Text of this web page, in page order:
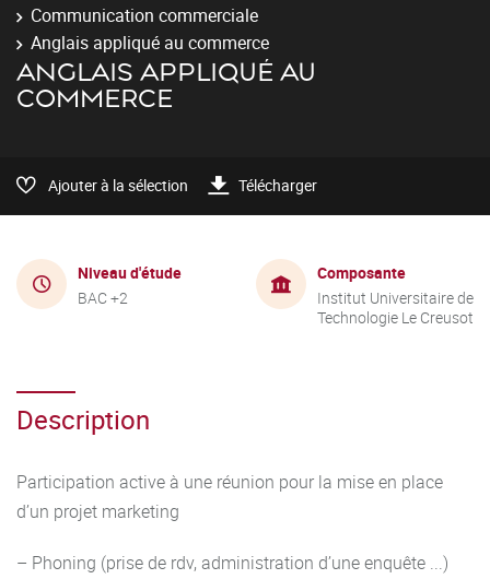
Communication commerciale
Anglais appliqué au commerce
ANGLAIS APPLIQUÉ AU
COMMERCE
Ajouter à la sélection Télécharger
Niveau d'étude
BAC +2
Composante
Institut Universitaire de
Technologie Le Creusot
Description
Participation active à une réunion pour la mise en place
d’un projet marketing
– Phoning (prise de rdv, administration d’une enquête ...)